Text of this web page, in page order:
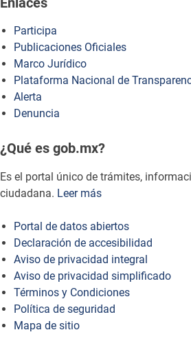
Participa
Publicaciones Oficiales
Marco Jurídico
Plataforma Nacional de
Alerta
Denuncia
¿Qué es gob.mx?
Es el portal único de trámites,
ciudadana. Leer más
Portal de datos abiertos
Declaración de accesibilidad
Aviso de privacidad integral
Aviso de privacidad simplificado
Términos y Condiciones
Política de seguridad
Mapa de sitio